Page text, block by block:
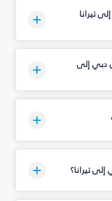
تيرانا
دبي إلى
تيرانا؟